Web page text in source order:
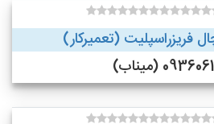
فریزراسپلیت (تعمیرکار)
(میناب)